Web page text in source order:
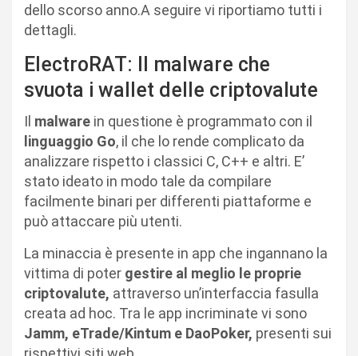
dello scorso anno.A seguire vi riportiamo tutti i
dettagli.
ElectroRAT: Il malware che
svuota i wallet delle criptovalute
Il malware in questione è programmato con il
linguaggio Go, il che lo rende complicato da
analizzare rispetto i classici C, C++ e altri. E’
stato ideato in modo tale da compilare
facilmente binari per differenti piattaforme e
può attaccare più utenti.
La minaccia è presente in app che ingannano la
vittima di poter gestire al meglio le proprie
criptovalute, attraverso un’interfaccia fasulla
creata ad hoc. Tra le app incriminate vi sono
Jamm, eTrade/Kintum e DaoPoker, presenti sui